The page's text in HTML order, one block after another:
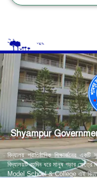
Shyampur
বিদ্যালয় প্রাতিষ্ঠানিক শিক্ষার্জনের
বিদ্যালয়টি বহুদিন ধরে মানুষ গড়ার
Model School & College এই